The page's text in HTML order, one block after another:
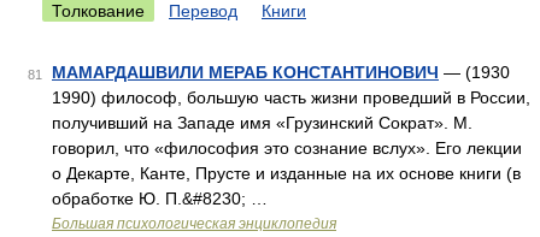
Толкование Перевод Книги
81 МАМАРДАШВИЛИ МЕРАБ КОНСТАНТИНОВИЧ — (1930
1990) философ, большую часть жизни проведший в России,
получивший на Западе имя «Грузинский Сократ». М.
говорил, что «философия это сознание вслух». Его лекции
о Декарте, Канте, Прусте и изданные на их основе книги (в
обработке Ю. П.&#8230; …
Большая психологическая энциклопедия